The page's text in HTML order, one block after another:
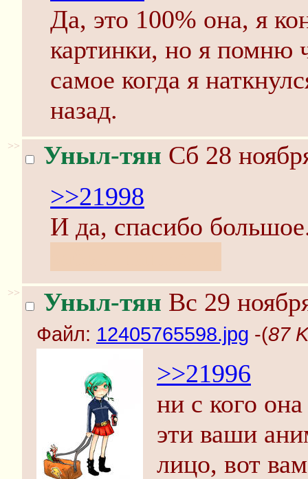
Да, это 100% она, я
картинки, но я помню
самое когда я
назад.
>> Уныл-тян Сб 28
>>21998
И да, спасибо
>> Уныл-тян Вс 29
Файл: 12405765598.jpg -(87
>>21996
ни с кого
эти ваши
лицо, вот